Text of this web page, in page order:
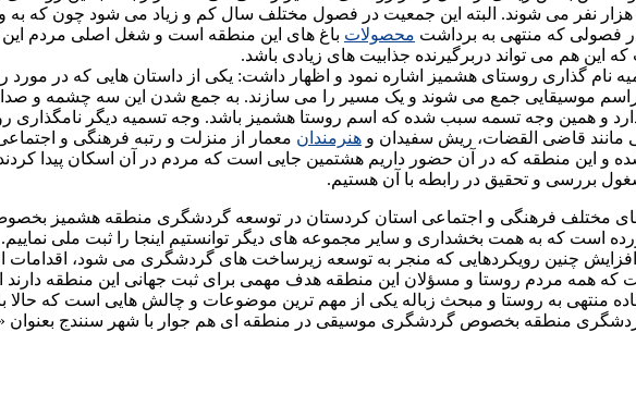
۸۰۰ خانوار دارد که مجموعاً مشتمل بر ۲ هزار نفر می شوند. البته این جمعیت در فصول مختلف سال کم و
فصولی که منتهی به برداشت محصولات باغ های این منطقه است و شغل اصلی مردم این
هم می تواند دربرگیرنده جذابیت های زیادی باشد.
نام گذاری روستای هشمیز اشاره نمود و اظهار داشت: یکی از داستان هایی که در
موسیقایی جمع می شوند و یک مسیر را می سازند. به جمع شدن این سه چشمه و
و همین وجه تسمه سبب شده که اسم روستا هشمیز باشد. وجه تسمیه دیگر
مانند قاضی القضات، ریش سفیدان و هنرمندان معمار از منزلت و رتبه فرهنگی و
این منطقه که در آن حضور داریم هشتمین جایی است که مردم در آن اسکان پیدا
بررسی و تحقیق در رابطه با آن هستیم.
مختلف فرهنگی و اجتماعی استان کردستان در توسعه گردشگری منطقه هشمیز
است که به همت بخشداری و سایر مجموعه های دیگر توانستیم اینجا را ثبت ملی
چنین رویکردهایی که منجر به توسعه زیرساخت های گردشگری می شود، اقدامات
که همه مردم روستا و مسؤلان این منطقه هدف مهمی برای ثبت جهانی این منطقه
آسفالت ۱۸۰۰ متری از جاده منتهی به روستا و مبحث زباله یکی از مهم ترین موضوعات و چالش هایی
گردشگری منطقه بخصوص گردشگری موسیقی در منطقه ای هم جوار با شهر سنندج بعنوان